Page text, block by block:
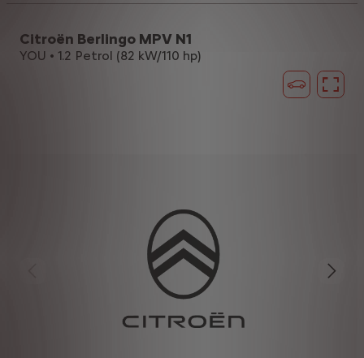
Citroën Berlingo MPV N1
YOU • 1.2 Petrol (82 kW/110 hp)